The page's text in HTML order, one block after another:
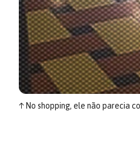
↑No shopping, ele não parecia